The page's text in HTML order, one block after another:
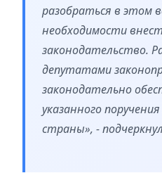
разобраться в этом
необходимости
законодательство.
депутатами
законодательно
указанного
страны», -